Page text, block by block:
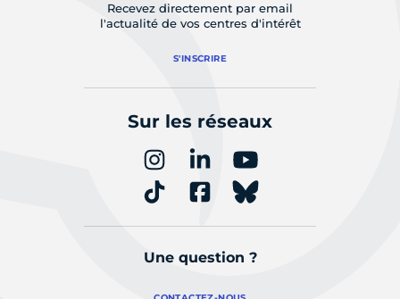
Recevez directement par email
l'actualité de vos centres d'intérêt
S'INSCRIRE
Sur les réseaux
Une question ?